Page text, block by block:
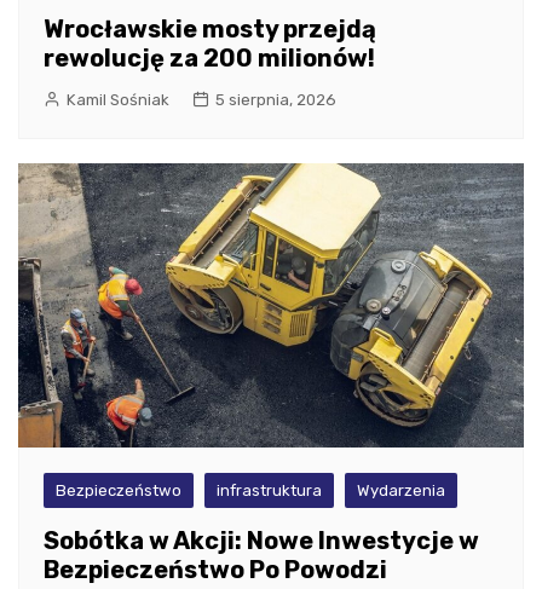
Wrocławskie mosty przejdą
rewolucję za 200 milionów!
Kamil Sośniak 5 sierpnia, 2026
Bezpieczeństwo infrastruktura Wydarzenia
Sobótka w Akcji: Nowe Inwestycje w
Bezpieczeństwo Po Powodzi